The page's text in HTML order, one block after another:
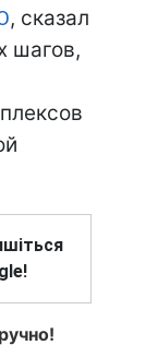
, сказал
шагов,